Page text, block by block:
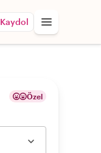
Kaydol
Özel